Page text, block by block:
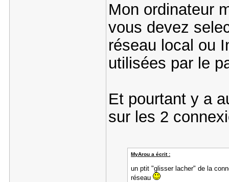
Mon ordinateur
vous devez
réseau local ou
utilisées par le
Et pourtant y a
sur les 2
MyArou a écrit :
un ptit "glisser lacher" de la
réseau